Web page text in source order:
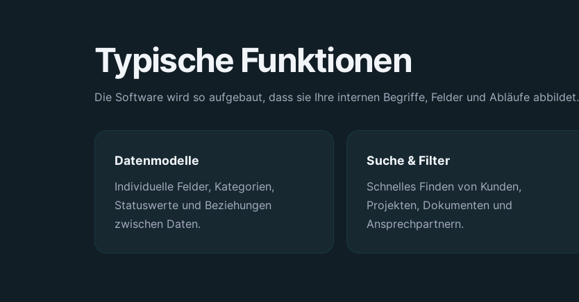
Typische Funktionen
Die Software wird so aufgebaut, dass sie Ihre internen Begriffe, Felder und Abläufe abbildet.
Datenmodelle
Individuelle Felder, Kategorien,
Statuswerte und Beziehungen
zwischen Daten.
Suche & Filter
Schnelles Finden von Kunden,
Projekten, Dokumenten und
Ansprechpartnern.